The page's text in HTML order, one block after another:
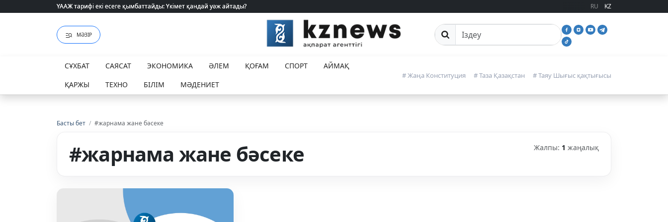
ҮААЖ тарифі екі есеге қымбаттайды: Үкімет қандай уәж айтады?
ҮААЖ тарифі екі есеге қымбаттайды: Үкімет қандай уәж айтады? RU KZ
МӘЗІР Сайттан іздеу
СҰХБАТ САЯСАТ ЭКОНОМИКА ӘЛЕМ ҚОҒАМ СПОРТ
АЙМАҚ
ҚАРЖЫ
ТЕХНО БІЛІМ МӘДЕНИЕТ
# Жаңа Конституция # Таза Қазақстан # Таяу Шығыс қақтығысы
Басты бет / #жарнама жане бәсеке
#жарнама жане бәсеке Жалпы: 1 жаңалық